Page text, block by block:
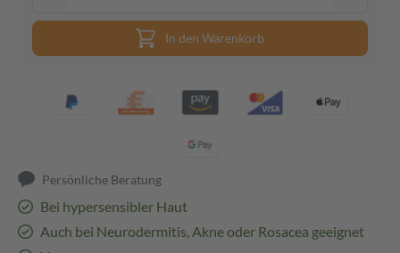
In den Warenkorb
Persönliche Beratung
Bei hypersensibler Haut
Auch bei Neurodermitis, Akne oder Rosacea geeignet